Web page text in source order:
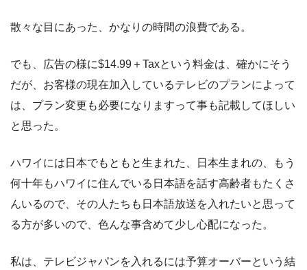
散々な目にあった、かなりの時間の浪費である。
でも、広告の様に$14.99＋Taxという料金は、確かにそう
だが、お客様の現在加入しているテレビのプランによって
は、プラン変更も必要になりますって事も記載してほしい
と思った。
ハワイには日本でもともと生まれた、日本生まれの、もう
何十年もハワイに住んでいる日本語を話す高齢者もたくさ
んいるので、その人たちも日本語放送を入れたいと思って
る方が多いので、色んな事含めて少し心配になった。
私は、テレビジャパンを入れるには予算オーバーという結